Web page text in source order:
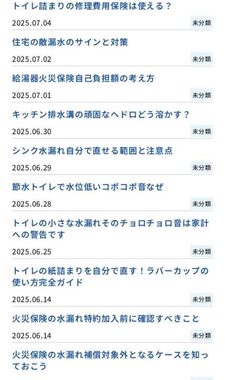
トイレ詰まりの修理費用保険は使える？
2025.07.04 未分類
住宅の敵漏水のサインと対策
2025.07.02 未分類
給湯器火災保険自己負担額の考え方
2025.07.01 未分類
キッチン排水溝の頑固なヘドロどう溶かす？
2025.06.30 未分類
シンク水漏れ自分で直せる範囲と注意点
2025.06.29 未分類
節水トイレで水位低いコポコポ音なぜ
2025.06.28 未分類
トイレの小さな水漏れそのチョロチョロ音は家計
への警告です
2025.06.25 未分類
トイレの紙詰まりを自分で直す！ラバーカップの
使い方完全ガイド
2025.06.14 未分類
火災保険の水漏れ特約加入前に確認すべきこと
2025.06.14 未分類
火災保険の水漏れ補償対象外となるケースを知っ
ておこう